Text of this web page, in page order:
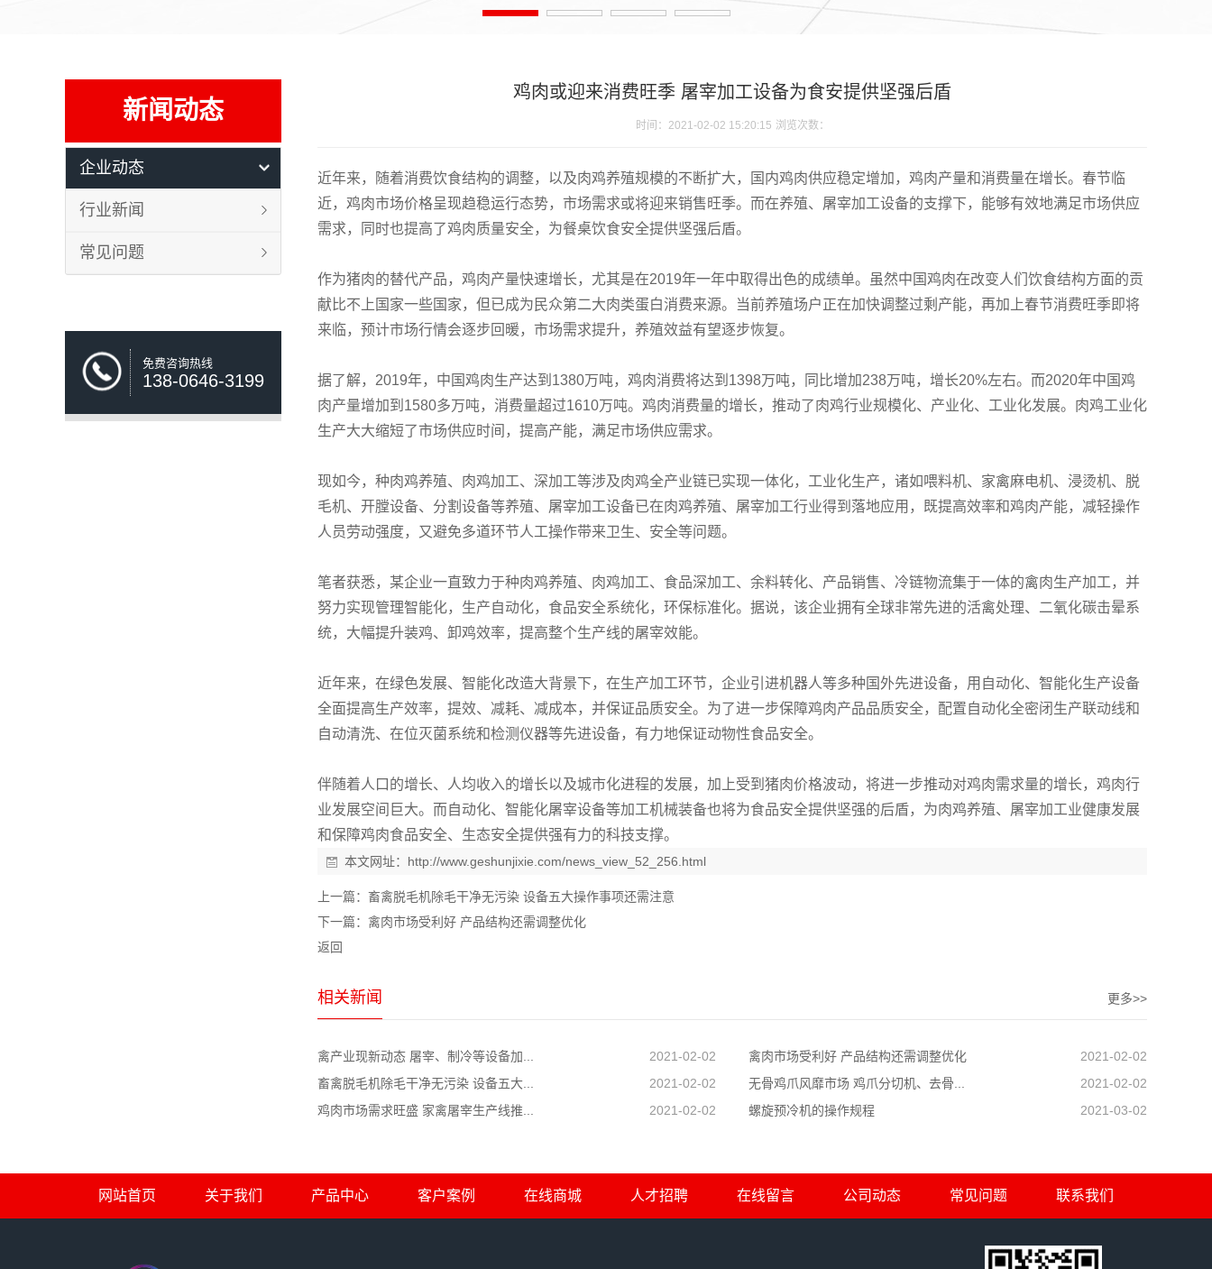
新闻动态
企业动态
行业新闻
常见问题
免费咨询热线
138-0646-3199
鸡肉或迎来消费旺季 屠宰加工设备为食安提供坚强后盾
时间：2021-02-02 15:20:15 浏览次数：
近年来，随着消费饮食结构的调整，以及肉鸡养殖规模的不断扩大，国内鸡肉供应稳定增加，鸡肉产量和消费量在增长。春节临
近，鸡肉市场价格呈现趋稳运行态势，市场需求或将迎来销售旺季。而在养殖、屠宰加工设备的支撑下，能够有效地满足市场供应
需求，同时也提高了鸡肉质量安全，为餐桌饮食安全提供坚强后盾。
作为猪肉的替代产品，鸡肉产量快速增长，尤其是在2019年一年中取得出色的成绩单。虽然中国鸡肉在改变人们饮食结构方面的贡
献比不上国家一些国家，但已成为民众第二大肉类蛋白消费来源。当前养殖场户正在加快调整过剩产能，再加上春节消费旺季即将
来临，预计市场行情会逐步回暖，市场需求提升，养殖效益有望逐步恢复。
据了解，2019年，中国鸡肉生产达到1380万吨，鸡肉消费将达到1398万吨，同比增加238万吨，增长20%左右。而2020年中国鸡
肉产量增加到1580多万吨，消费量超过1610万吨。鸡肉消费量的增长，推动了肉鸡行业规模化、产业化、工业化发展。肉鸡工业化
生产大大缩短了市场供应时间，提高产能，满足市场供应需求。
现如今，种肉鸡养殖、肉鸡加工、深加工等涉及肉鸡全产业链已实现一体化，工业化生产，诸如喂料机、家禽麻电机、浸烫机、脱
毛机、开膛设备、分割设备等养殖、屠宰加工设备已在肉鸡养殖、屠宰加工行业得到落地应用，既提高效率和鸡肉产能，减轻操作
人员劳动强度，又避免多道环节人工操作带来卫生、安全等问题。
笔者获悉，某企业一直致力于种肉鸡养殖、肉鸡加工、食品深加工、余料转化、产品销售、冷链物流集于一体的禽肉生产加工，并
努力实现管理智能化，生产自动化，食品安全系统化，环保标准化。据说，该企业拥有全球非常先进的活禽处理、二氧化碳击晕系
统，大幅提升装鸡、卸鸡效率，提高整个生产线的屠宰效能。
近年来，在绿色发展、智能化改造大背景下，在生产加工环节，企业引进机器人等多种国外先进设备，用自动化、智能化生产设备
全面提高生产效率，提效、减耗、减成本，并保证品质安全。为了进一步保障鸡肉产品品质安全，配置自动化全密闭生产联动线和
自动清洗、在位灭菌系统和检测仪器等先进设备，有力地保证动物性食品安全。
伴随着人口的增长、人均收入的增长以及城市化进程的发展，加上受到猪肉价格波动，将进一步推动对鸡肉需求量的增长，鸡肉行
业发展空间巨大。而自动化、智能化屠宰设备等加工机械装备也将为食品安全提供坚强的后盾，为肉鸡养殖、屠宰加工业健康发展
和保障鸡肉食品安全、生态安全提供强有力的科技支撑。
本文网址： http://www.geshunjixie.com/news_view_52_256.html
上一篇： 畜禽脱毛机除毛干净无污染 设备五大操作事项还需注意
下一篇： 禽肉市场受利好 产品结构还需调整优化
返回
相关新闻 更多>>
禽产业现新动态 屠宰、制冷等设备加... 2021-02-02 禽肉市场受利好 产品结构还需调整优化
2021-02-02
畜禽脱毛机除毛干净无污染 设备五大...
2021-02-02 无骨鸡爪风靡市场 鸡爪分切机、去骨...
2021-02-02
鸡肉市场需求旺盛 家禽屠宰生产线推...
2021-02-02 螺旋预冷机的操作规程 2021-03-02
网站首页 关于我们 产品中心 客户案例 在线商城 人才招聘 在线留言 公司动态 常见问题 联系我们